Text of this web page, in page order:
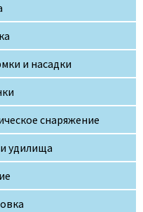
и насадки
снаряжение
удилища